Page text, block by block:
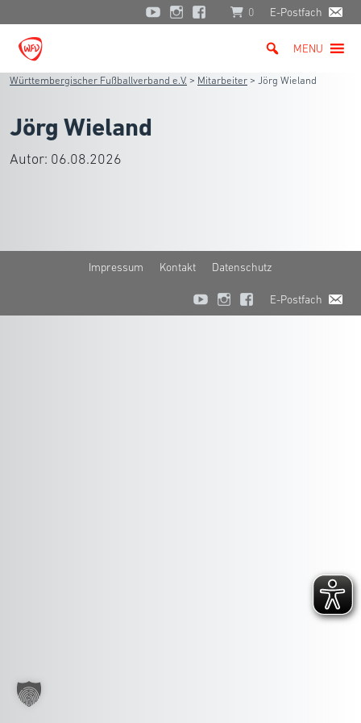
0 E-Postfach
MENU
Württembergischer Fußballverband e.V. > Mitarbeiter > Jörg Wieland
Jörg Wieland
Autor: 06.08.2026
Impressum Kontakt Datenschutz
E-Postfach